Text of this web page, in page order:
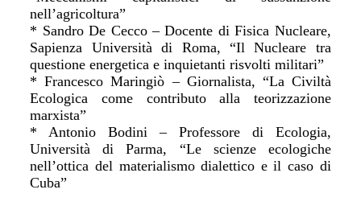
nell’agricoltura”
* Sandro De Cecco – Docente di Fisica Nucleare,
Sapienza Università di Roma, “Il Nucleare tra
questione energetica e inquietanti risvolti militari”
* Francesco Maringiò – Giornalista, “La Civiltà
Ecologica come contributo alla teorizzazione
marxista”
* Antonio Bodini – Professore di Ecologia,
Università di Parma, “Le scienze ecologiche
nell’ottica del materialismo dialettico e il caso di
Cuba”